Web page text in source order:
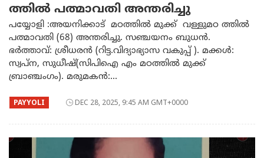
ത്തിൽ പത്മാവതി അന്തരിച്ചു
പയ്യോളി :അയനിക്കാട് മഠത്തിൽ മുക്ക് വള്ളുമഠ ത്തിൽ
പത്മാവതി (68) അന്തരിച്ചു. സഞ്ചയനം ബുധൻ.
ഭർത്താവ്: ശ്രീധരൻ (റിട്ട.വിദ്യാഭ്യാസ വകുപ്പ് ). മക്കൾ:
സ്വപ്ന, സുധീഷ്(സിപിഐ എം മഠത്തിൽ മുക്ക്
ബ്രാഞ്ചംഗം). മരുമകൻ:...
PAYYOLI DEC 28, 2025, 9:45 AM GMT+0000